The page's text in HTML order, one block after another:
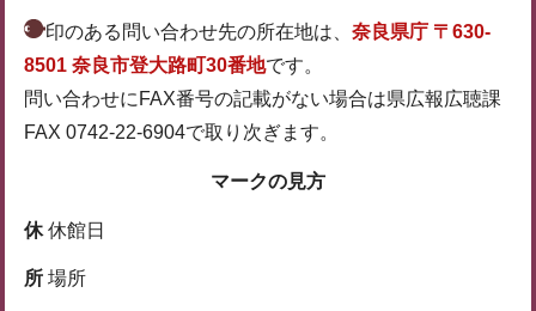
印のある問い合わせ先の所在地は、 奈良県庁 〒630-
8501 奈良市登大路町30番地です。
問い合わせにFAX番号の記載がない場合は県広報広聴課
FAX 0742-22-6904で取り次ぎます。
マークの見方
休休館日
所 場所